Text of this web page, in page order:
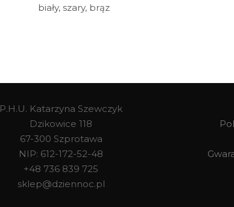
biały, szary, brąz
P.H.U. Katarzyna Szewczyk
Dzikowice 118
67-300 Szprotawa
NIP: 612-172-52-48
+48 736 839 725
sklep@dziennoc.pl